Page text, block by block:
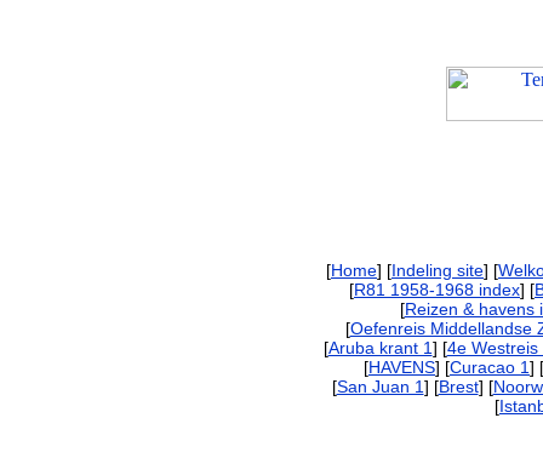
[Home] [Indeling site] [
[R81 1958-1968 index] [
[Reizen & havens
[Oefenreis Middellandse
[Aruba krant 1] [4e Westreis
[HAVENS] [Curacao 1] [
[San Juan 1] [Brest] [
[